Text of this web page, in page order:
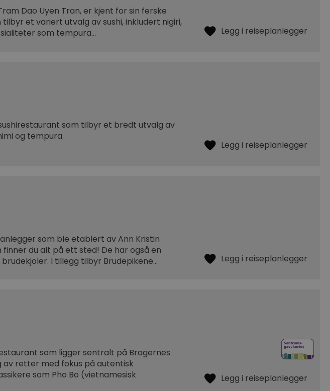
Dao Uyen Tran, er kjent for sin ferske
et variert utvalg av sushi, inkludert nigiri,
som tempura…
som tilbyr et bredt utvalg av
og tempura.
som ble etablert av Ann Kristin
finner du alt på ett sted! De har også en
I tillegg tilbyr Brudepikene…
som ligger sentralt på Bragernes
retter med fokus på autentisk
som Pho Bo (vietnamesisk